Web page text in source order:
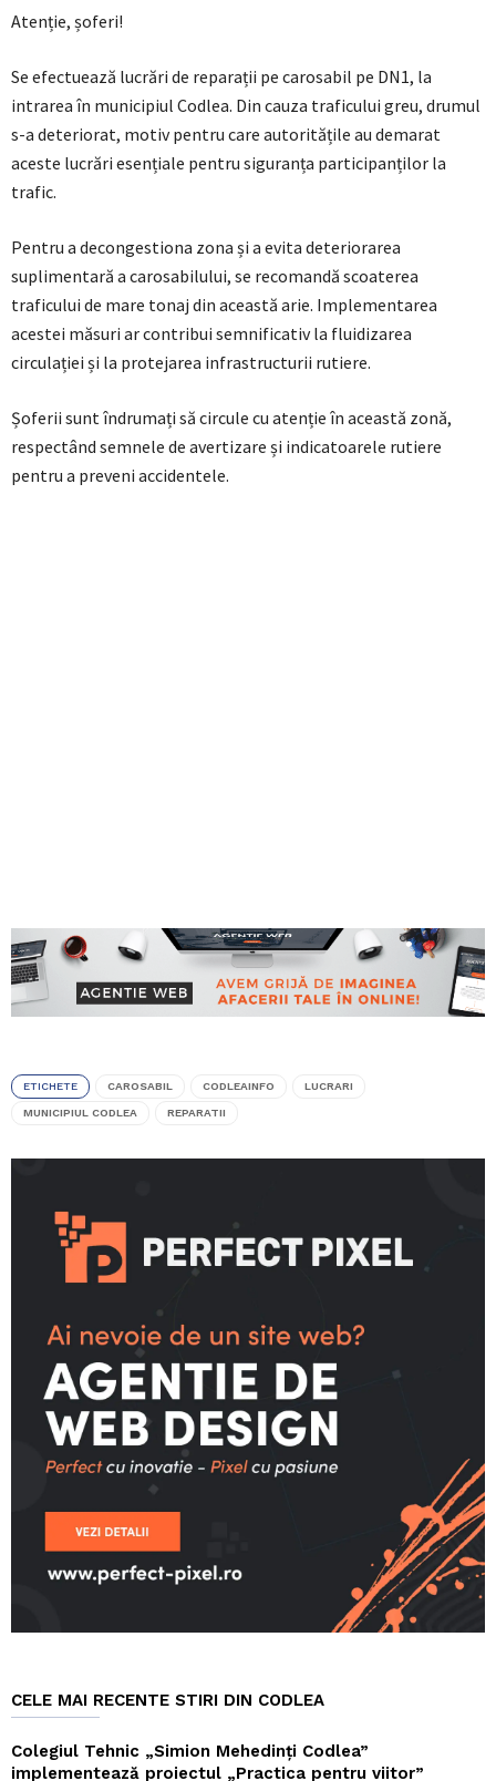
Atenție, șoferi!
Se efectuează lucrări de reparații pe carosabil pe DN1, la
intrarea în municipiul Codlea. Din cauza traficului greu, drumul
s-a deteriorat, motiv pentru care autoritățile au demarat
aceste lucrări esențiale pentru siguranța participanților la
trafic.
Pentru a decongestiona zona și a evita deteriorarea
suplimentară a carosabilului, se recomandă scoaterea
traficului de mare tonaj din această arie. Implementarea
acestei măsuri ar contribui semnificativ la fluidizarea
circulației și la protejarea infrastructurii rutiere.
Șoferii sunt îndrumați să circule cu atenție în această zonă,
respectând semnele de avertizare și indicatoarele rutiere
pentru a preveni accidentele.
ETICHETE CAROSABIL CODLEAINFO LUCRARI
MUNICIPIUL CODLEA REPARATII
CELE MAI RECENTE STIRI DIN CODLEA
Colegiul Tehnic „Simion Mehedinți Codlea”
implementează proiectul „Practica pentru viitor”